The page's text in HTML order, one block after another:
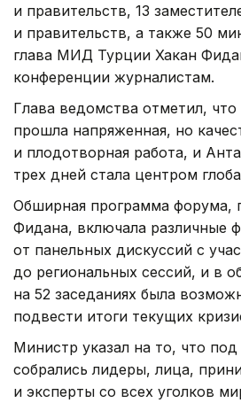
и правительств, 13
и правительств, а также 50
глава МИД Турции Хакан
конференции журналистам.
Глава ведомства отметил, что
прошла напряженная, но
и плодотворная работа, и
трех дней стала центром
Обширная программа форума,
Фидана, включала различные
от панельных дискуссий с
до региональных сессий, и в
на 52 заседаниях была
подвести итоги текущих
Министр указал на то, что
собрались лидеры, лица,
и эксперты со всех уголков